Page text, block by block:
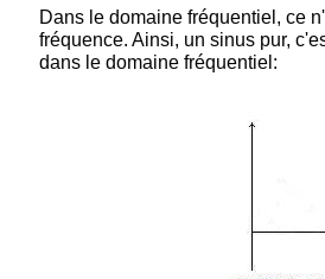
Dans le domaine fréquentiel, ce
fréquence. Ainsi, un sinus pur,
dans le domaine fréquentiel: